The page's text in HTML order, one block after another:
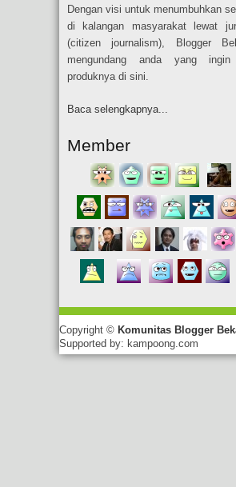
Dengan visi untuk menumbuhkan
di kalangan masyarakat lewat
(citizen journalism), Blogger
mengundang anda yang ingin
produknya di sini.
Baca selengkapnya...
Member
Copyright © Komunitas Blogger
Supported by: kampoong.com